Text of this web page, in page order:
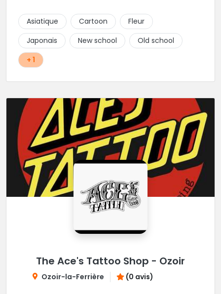
Asiatique
Cartoon
Fleur
Japonais
New school
Old school
+ 1
The Ace's Tattoo Shop - Ozoir
Ozoir-la-Ferrière (0 avis)